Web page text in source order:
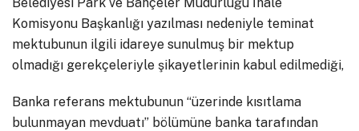
Komisyonu Başkanlığı yazılması nedeniyle teminat
mektubunun ilgili idareye sunulmuş bir mektup
olmadığı gerekçeleriyle şikayetlerinin kabul edilmediği,
Banka referans mektubunun “üzerinde kısıtlama
bulunmayan mevduatı” bölümüne banka tarafından